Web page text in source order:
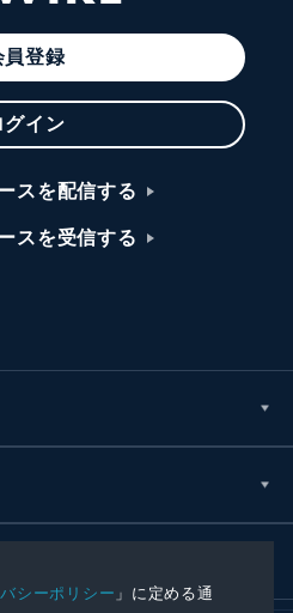
シーポリシー 」に定める通
員登録
グイン
スを配信する
スを受信する